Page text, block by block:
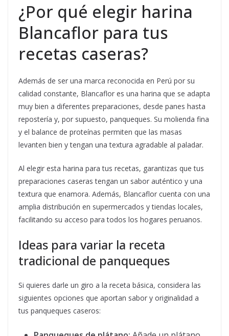
¿Por qué elegir harina
Blancaflor para tus
recetas caseras?
Además de ser una marca reconocida en Perú por su
calidad constante, Blancaflor es una harina que se adapta
muy bien a diferentes preparaciones, desde panes hasta
repostería y, por supuesto, panqueques. Su molienda fina
y el balance de proteínas permiten que las masas
levanten bien y tengan una textura agradable al paladar.
Al elegir esta harina para tus recetas, garantizas que tus
preparaciones caseras tengan un sabor auténtico y una
textura que enamora. Además, Blancaflor cuenta con una
amplia distribución en supermercados y tiendas locales,
facilitando su acceso para todos los hogares peruanos.
Ideas para variar la receta
tradicional de panqueques
Si quieres darle un giro a la receta básica, considera las
siguientes opciones que aportan sabor y originalidad a
tus panqueques caseros: